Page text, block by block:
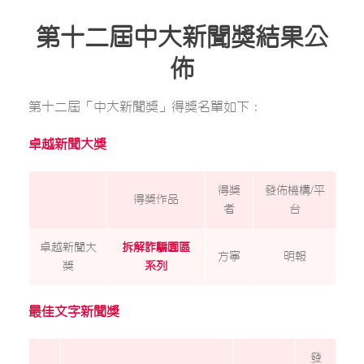
第十二屆中大新聞獎結果公
佈
第十二屆「中大新聞獎」得獎名單如下：
卓越新聞大獎
得獎作品
得獎
者
發佈機構/平
台
卓越新聞大
獎
拆解詐騙園區
系列
方寧 明報
最佳文字新聞獎
發